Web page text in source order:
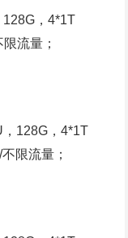
，4*1T
流量；
128G，4*1T
限流量；